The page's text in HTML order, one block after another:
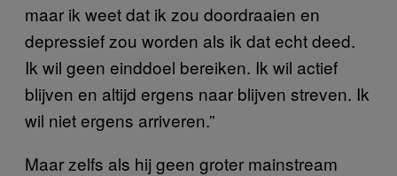
maar ik weet dat ik zou doordraaien en
depressief zou worden als ik dat echt deed.
Ik wil geen einddoel bereiken. Ik wil actief
blijven en altijd ergens naar blijven streven. Ik
wil niet ergens arriveren.”
Maar zelfs als hij geen groter mainstream